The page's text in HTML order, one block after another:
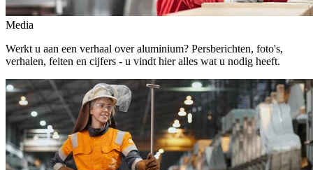
Media
Werkt u aan een verhaal over aluminium? Persberichten, foto's,
verhalen, feiten en cijfers - u vindt hier alles wat u nodig heeft.